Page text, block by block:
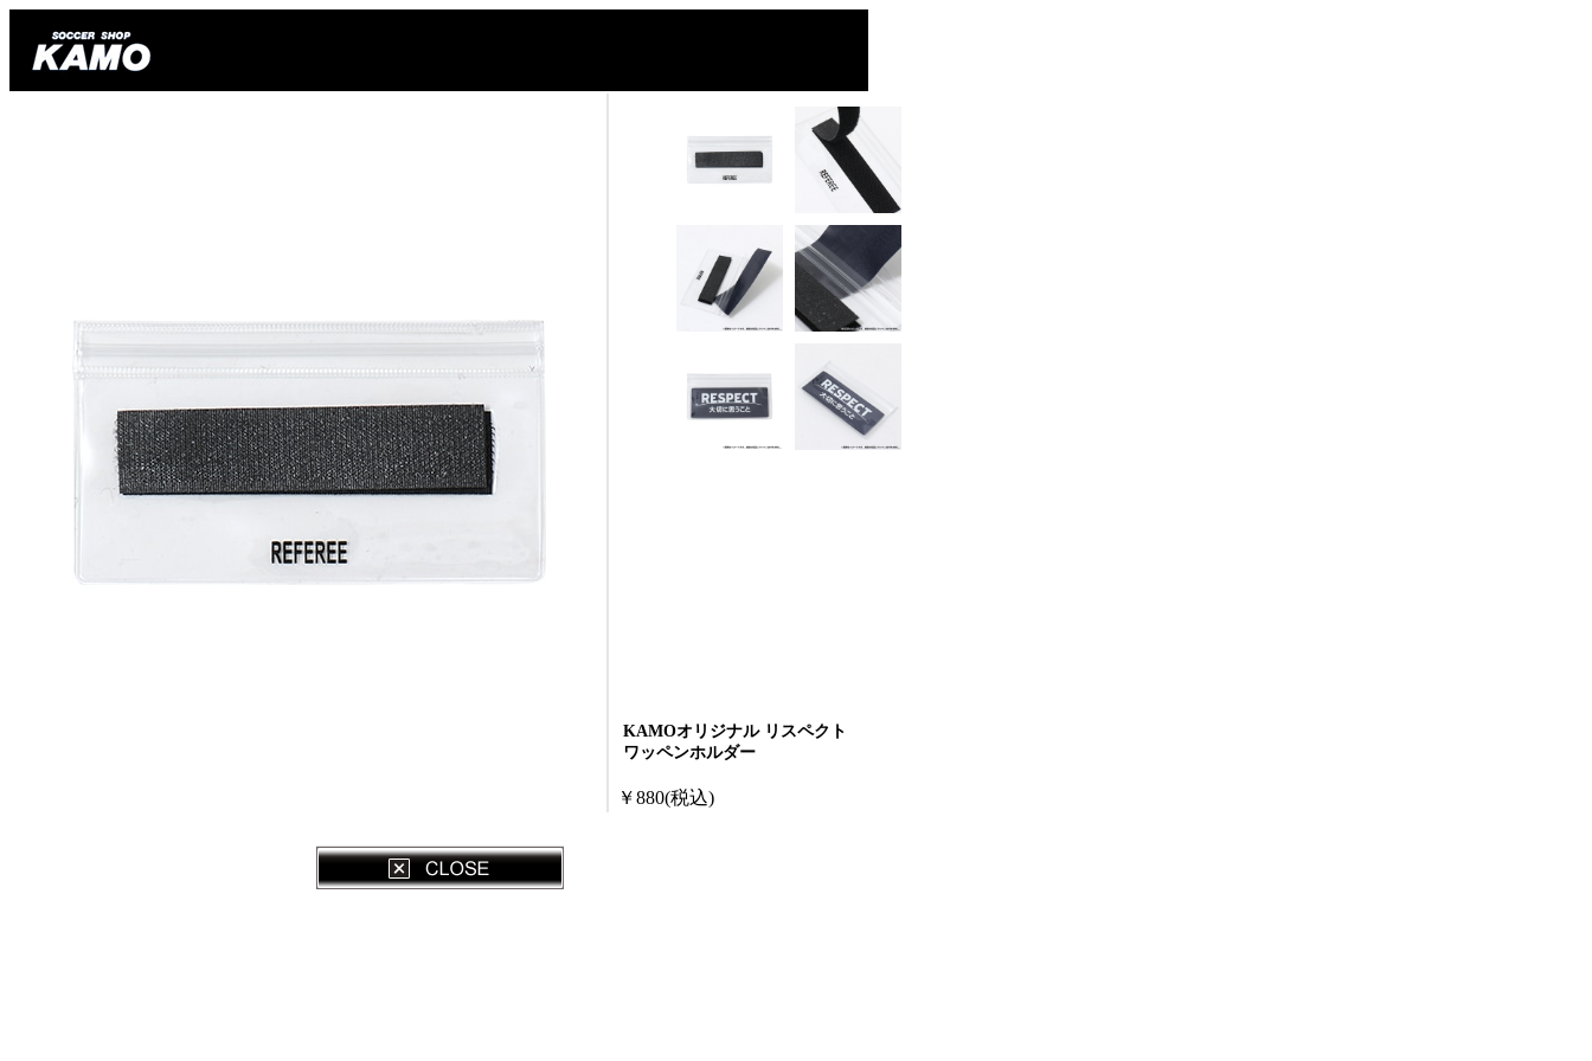
KAMOオリジナル リスペクト
ワッペンホルダー
￥880(税込)